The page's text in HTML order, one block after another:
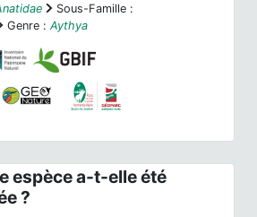
Sous-Famille :
Genre : Aythya
espèce a-t-elle été
?